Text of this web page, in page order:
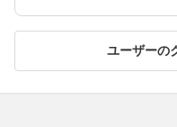
ユーザーの